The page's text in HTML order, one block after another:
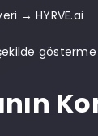
→ HYRVE.ai